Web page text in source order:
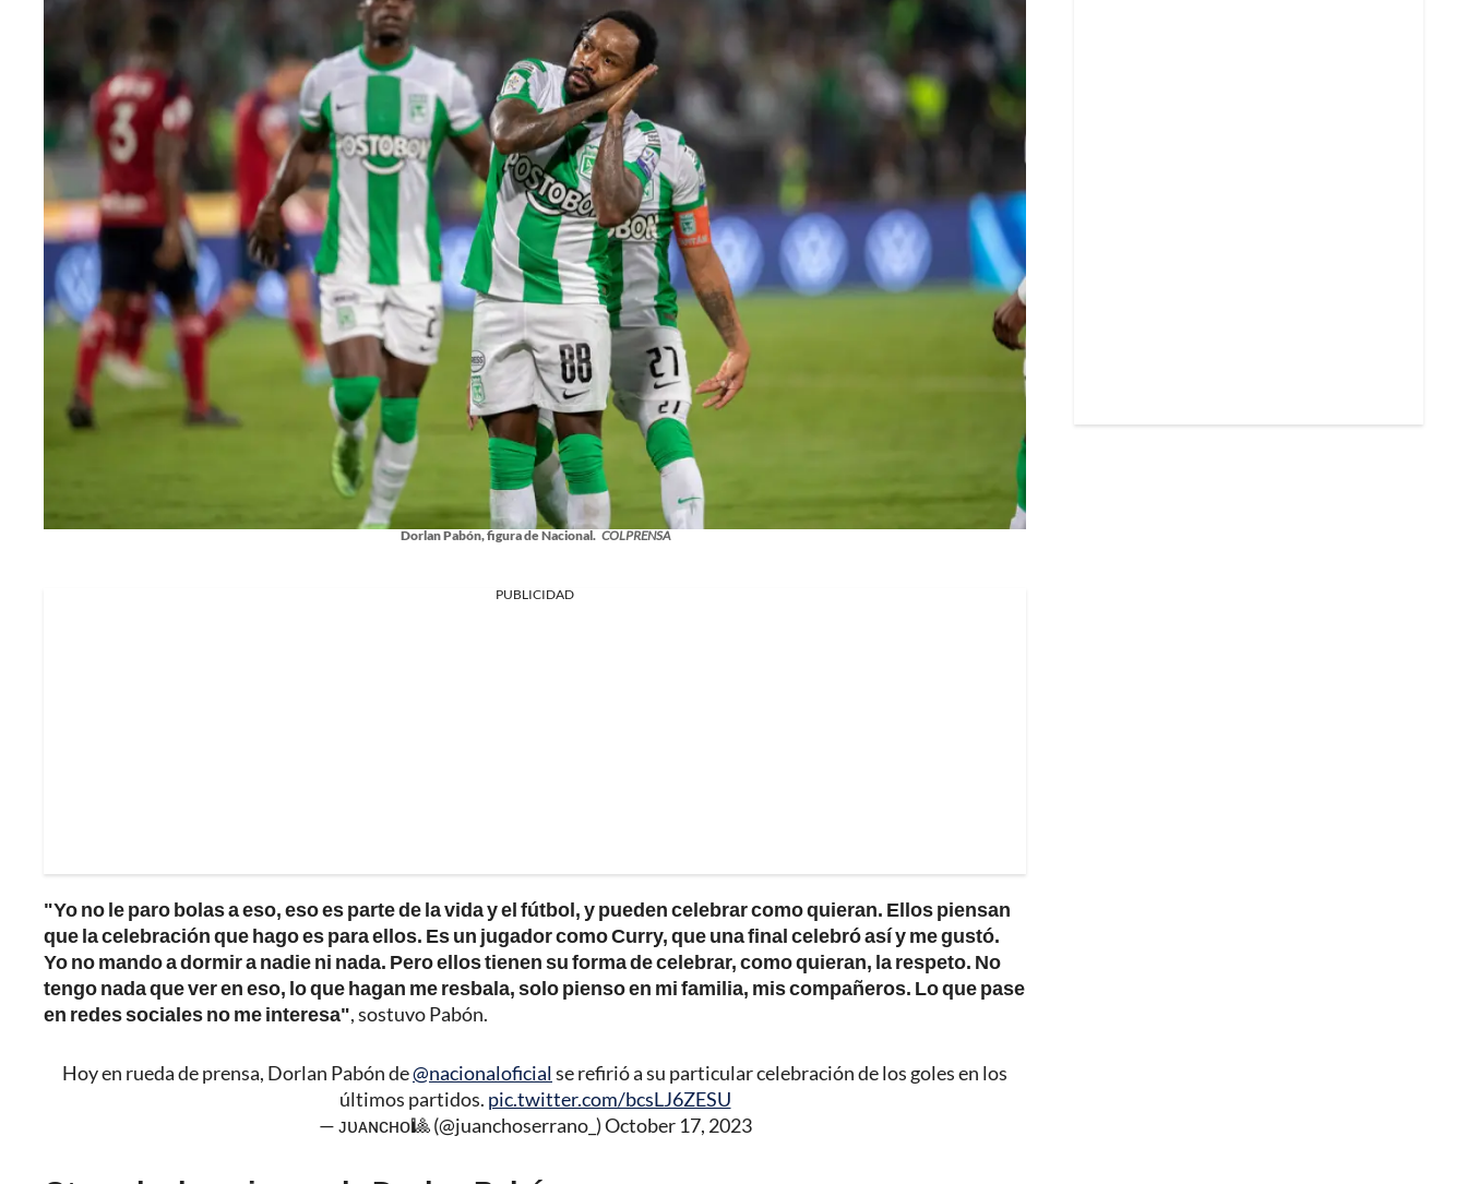
Dorlan Pabón, figura de Nacional. COLPRENSA
PUBLICIDAD
"Yo no le paro bolas a eso, eso es parte de la vida y el fútbol, y pueden celebrar como quieran. Ellos piensan
que la celebración que hago es para ellos. Es un jugador como Curry, que una final celebró así y me gustó.
Yo no mando a dormir a nadie ni nada. Pero ellos tienen su forma de celebrar, como quieran, la respeto. No
tengo nada que ver en eso, lo que hagan me resbala, solo pienso en mi familia, mis compañeros. Lo que pase
en redes sociales no me interesa", sostuvo Pabón.
Hoy en rueda de prensa, Dorlan Pabón de@nacionaloficialse refirió a su particular celebración de los goles en los
últimos partidos. pic.twitter.com/bcsLJ6ZESU
— ᴊᴜᴀɴᴄʜᴏ🎱 (@juanchoserrano_)October 17, 2023